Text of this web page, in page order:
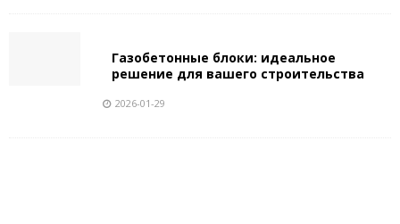
Газобетонные блоки: идеальное
решение для вашего строительства
2026-01-29